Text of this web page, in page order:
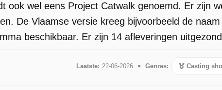
ook wel eens Project Catwalk genoemd. Er zijn
De Vlaamse versie kreeg bijvoorbeeld de
beschikbaar. Er zijn 14 afleveringen
Laatste: 22-06-2026 Genres: Casting